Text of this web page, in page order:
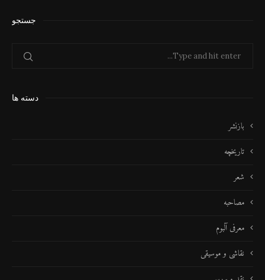
جستجو
دسته ها
بازنشر
تاریخچه
شعر
مصاحبه
معرفی آلبوم
نقاشی و موسیقی